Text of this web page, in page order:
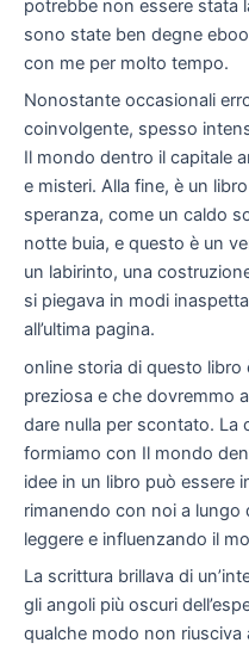
potrebbe non essere stata
sono state ben degne
con me per molto tempo.
Nonostante occasionali
coinvolgente, spesso
Il mondo dentro il capitale
e misteri. Alla fine, è un
speranza, come un caldo
notte buia, e questo è un
un labirinto, una
si piegava in modi
all’ultima pagina.
online storia di questo libro
preziosa e che dovremmo
dare nulla per scontato. La
formiamo con Il mondo
idee in un libro può essere
rimanendo con noi a
leggere e influenzando il
La scrittura brillava di
gli angoli più oscuri
qualche modo non